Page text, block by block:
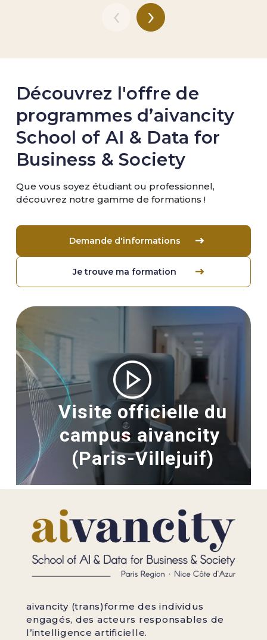
‹ ›
Découvrez l'offre de
programmes d’aivancity
School of AI & Data for
Business & Society
Que vous soyez étudiant ou professionnel,
découvrez notre gamme de formations !
Demande d'informations
Je trouve ma formation
Image
Visite officielle du
campus aivancity
(Paris-Villejuif)
aivancity (trans)forme des individus
engagés, des acteurs responsables de
l’intelligence artificielle.